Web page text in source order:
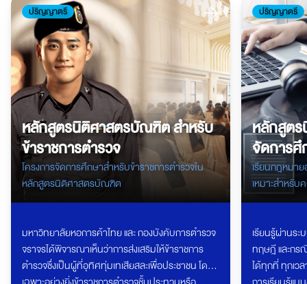
ปริญญาตรี
หลักสูตรนิติศาสตรบัณฑิต สำหรับ
ข้าราชการตำรวจ
โครงการจัดการศึกษาสำหรับข้าราชการตำรวจใน
หลักสูตรนิติศาสตรบัณฑิต
มหาวิทยาลัยหอการค้าไทย และ กองบังคับการตำรวจ
จราจรได้พิจารณาเห็นว่าการส่งเสริมให้ข้าราชการ
ตำรวจซึ่งเป็นผู้ที่อุทิศทุ่มเทเสียสละเพื่อประชาชน โดย
ปริญญาตรี
หลักสูต
จัดการศึ
สารสนเ
เรียนกฎหมาย
เหมาะสำหรับ
เจ้าหน้าที่ดูแล
เรียนรู้ผ่านระ
ทฤษฎี และกร
ได้ทุกที่ ทุกเว